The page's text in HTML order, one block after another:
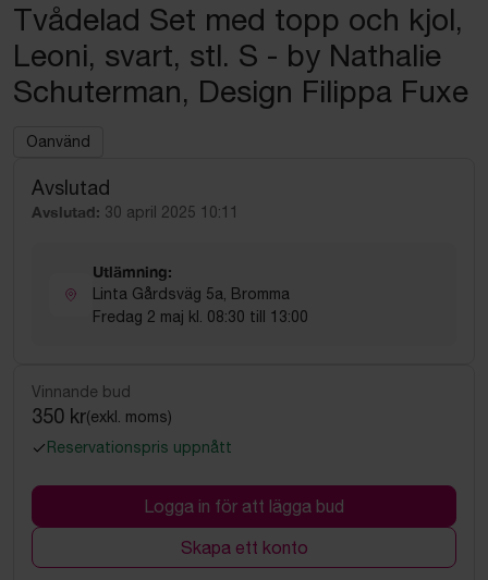
Tvådelad Set med topp och kjol,
Leoni, svart, stl. S - by Nathalie
Schuterman, Design Filippa Fuxe
Oanvänd
Avslutad
Avslutad: 30 april 2025 10:11
Utlämning:
Linta Gårdsväg 5a, Bromma
Fredag 2 maj kl. 08:30 till 13:00
Vinnande bud
350 kr(exkl. moms)
Reservationspris uppnått
Logga in för att lägga bud
Skapa ett konto